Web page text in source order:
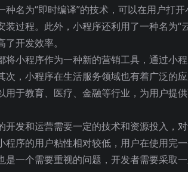
名为“即时编译”的技术，可以在用户打
过程。此外，小程序还利用了一种名为“
开发效率。
小程序作为一种新的营销工具，通过小
，小程序在生活服务领域也有着广泛的
于教育、医疗、金融等行业，为用户提
发和运营需要一定的技术和资源投入，
序的用户粘性相对较低，用户在使用完
一个需要重视的问题，开发者需要采取